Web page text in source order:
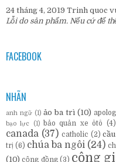
24 tháng 4, 2019 Trinh quoc
Lỗi do sản phẩm. Nếu cứ để
FACEBOOK
NHÃN
anh ngữ (1) ảo ba trì (10)
bạo lực (1) bảo quản xe ôtô (4)
canada (37) catholic (2)
trị (6) chúa ba ngôi (24)
(10) cộng đồng (3) công